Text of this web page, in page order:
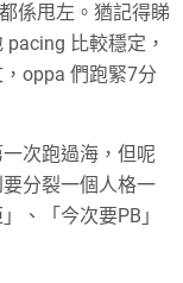
係甩左。猶記得睇
比較穩定，
oppa 們跑緊7分
次跑過海，但呢
分裂一個人格一
、「今次要PB」